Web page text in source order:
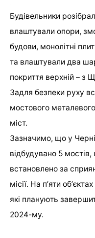
Будівельники
влаштували опори,
будови, монолітні
та влаштували два
покриття верхній – з
Задля безпеки руху
мостового
міст.
Зазначимо, що у
відбудувано 5
встановлено за
місії. На пʼяти
які планують
2024-му.